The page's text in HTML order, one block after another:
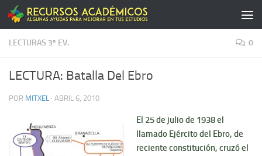
Saltar al contenido
LECTURAS 3ª EV. 0
LECTURA: Batalla Del Ebro
POR MITXEL · ABRIL 6, 2010
El 25 de julio de 1938 el
llamado Ejército del Ebro, de
reciente constitución, cruzó el